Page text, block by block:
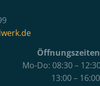
Mo-Do: 08:30 –
13:00 – 16:00